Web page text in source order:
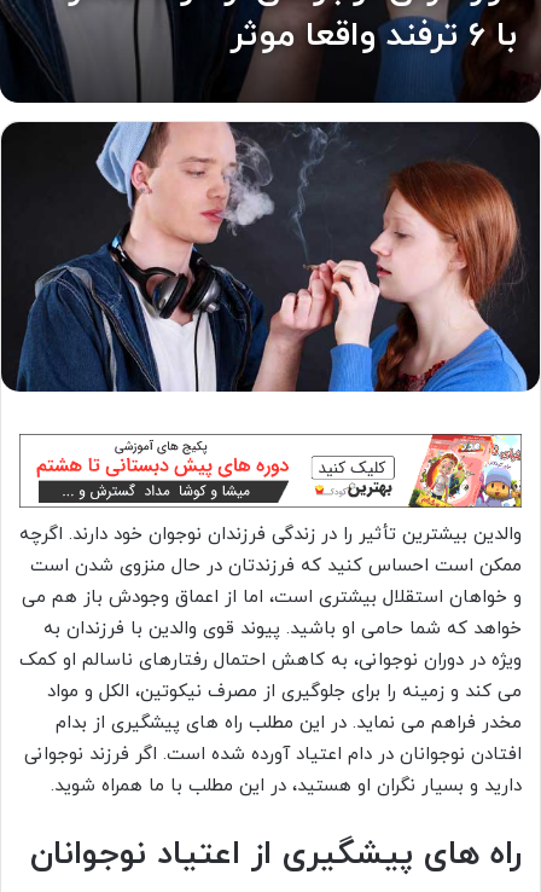
با 6 ترفند واقعا موثر
والدین بیشترین تأثیر را در زندگی فرزندان نوجوان خود دارند. اگرچه
ممکن است احساس کنید که فرزندتان در حال منزوی شدن است
و خواهان استقلال بیشتری است، اما از اعماق وجودش باز هم می
خواهد که شما حامی او باشید. پیوند قوی والدین با فرزندان به
ویژه در دوران نوجوانی، به کاهش احتمال رفتارهای ناسالم او کمک
می کند و زمینه را برای جلوگیری از مصرف نیکوتین، الکل و مواد
مخدر فراهم می نماید. در این مطلب راه های پیشگیری از بدام
افتادن نوجوانان در دام اعتیاد آورده شده است. اگر فرزند نوجوانی
دارید و بسیار نگران او هستید، در این مطلب با ما همراه شوید.
راه های پیشگیری از اعتیاد نوجوانان